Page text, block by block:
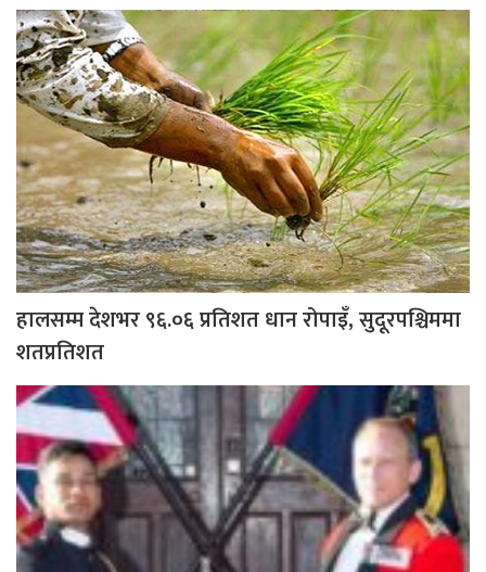
हालसम्म देशभर ९६.०६ प्रतिशत धान रोपाइँ, सुदूरपश्चिममा
शतप्रतिशत